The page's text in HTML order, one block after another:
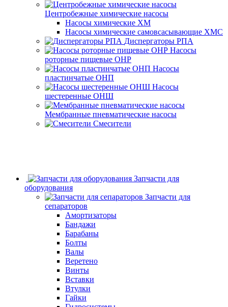
Центробежные химические насосы
Насосы химические ХМ
Насосы химические самовсасывающие ХМС
Диспергаторы РПА
Насосы
роторные пищевые ОНР
Насосы
пластинчатые ОНП
Насосы
шестеренные ОНШ
Мембранные пневматические насосы
Смесители
Запчасти для
оборудования
Запчасти для
сепараторов
Амортизаторы
Бандажи
Барабаны
Болты
Валы
Веретено
Винты
Вставки
Втулки
Гайки